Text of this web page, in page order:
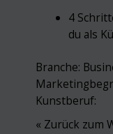
4
du als
Branche:
Kunstberuf:
« Zurück zum